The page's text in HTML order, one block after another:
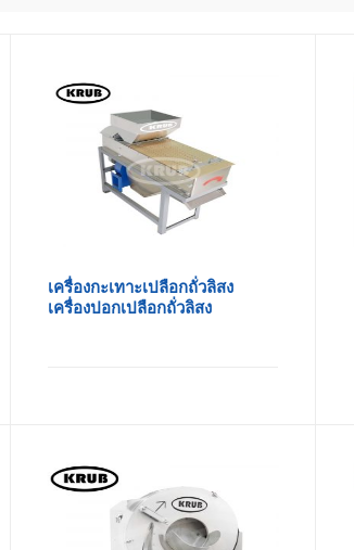
เครื่องกะเทาะเปลือกถั่วลิสง
เครื่องปอกเปลือกถั่วลิสง